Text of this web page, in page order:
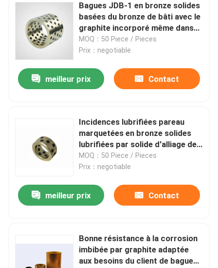
Bagues JDB-1 en bronze solides
basées du bronze de bâti avec le
graphite incorporé même dans
lui.
MOQ：50 Piece / Pieces
Prix：negotiable
meilleur prix Contact
Incidences lubrifiées pareau
marquetées en bronze solides
lubrifiées par solide d'alliage de
cuivre de bagues
MOQ：50 Piece / Pieces
Prix：negotiable
meilleur prix Contact
Bonne résistance à la corrosion
imbibée par graphite adaptée
aux besoins du client de bagues